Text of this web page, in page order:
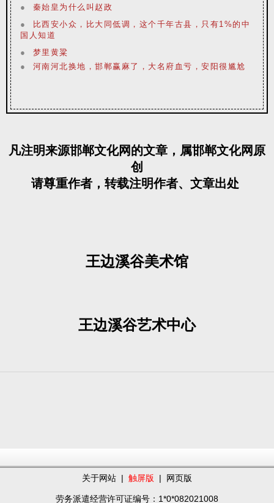
●
秦始皇为什么叫赵政
●
比西安小众，比大同低调，这个千年古县，只有1%的中
国人知道
●
梦里黄粱
● 河南河北换地，邯郸赢麻了，大名府血亏，安阳很尴尬
凡注明来源邯郸文化网的文章，属邯郸文化网原
创
请尊重作者，转载注明作者、文章出处
王边溪谷美术馆
王边溪谷艺术中心
关于网站 | 触屏版 | 网页版
劳务派遣经营许可证编号：1*0*082021008